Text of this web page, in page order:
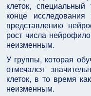
клеток,
конце
представлению
рост числа
неизменным.
У группы, которая
отмечался
клеток, в то время
неизменным.